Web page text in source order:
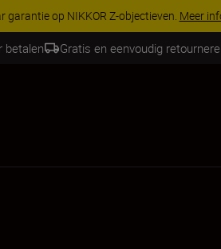
accessoires, maak je kit vandaag nog
betalen Gratis en eenvoudig